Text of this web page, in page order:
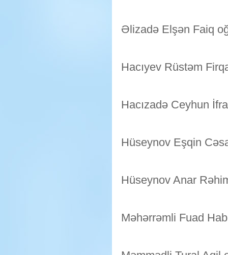
Əlizadə Elşən Faiq
Hacıyev Rüstəm
Hacızadə Ceyhun
Hüseynov Eşqin
Hüseynov Anar
Məhərrəmli Fuad